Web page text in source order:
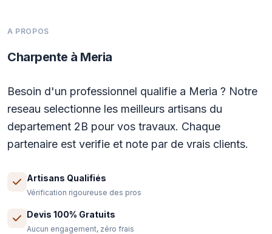
A PROPOS
Charpente à Meria
Besoin d'un professionnel qualifie a Meria ? Notre
reseau selectionne les meilleurs artisans du
departement 2B pour vos travaux. Chaque
partenaire est verifie et note par de vrais clients.
Artisans Qualifiés
Vérification rigoureuse des pros
Devis 100% Gratuits
Aucun engagement, zéro frais